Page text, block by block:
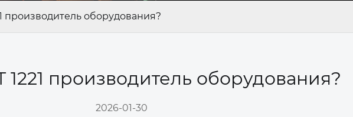
производитель оборудования?
1221 производитель оборудования?
2026-01-30